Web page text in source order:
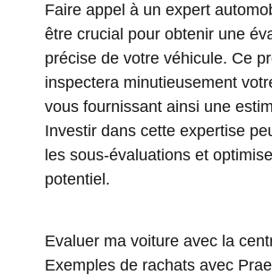
Faire appel à un expert
être crucial pour obtenir une
précise de votre véhicule. Ce
inspectera minutieusement
vous fournissant ainsi une
Investir dans cette expertise
les sous-évaluations et
potentiel.
Evaluer ma voiture avec la
Exemples de rachats avec